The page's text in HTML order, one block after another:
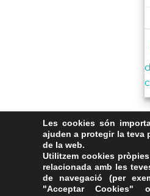
Les cookies són
ajuden a protegir la teva
de la web.
Utilitzem cookies
relacionada amb les
de navegació (per
"Acceptar Cookies"